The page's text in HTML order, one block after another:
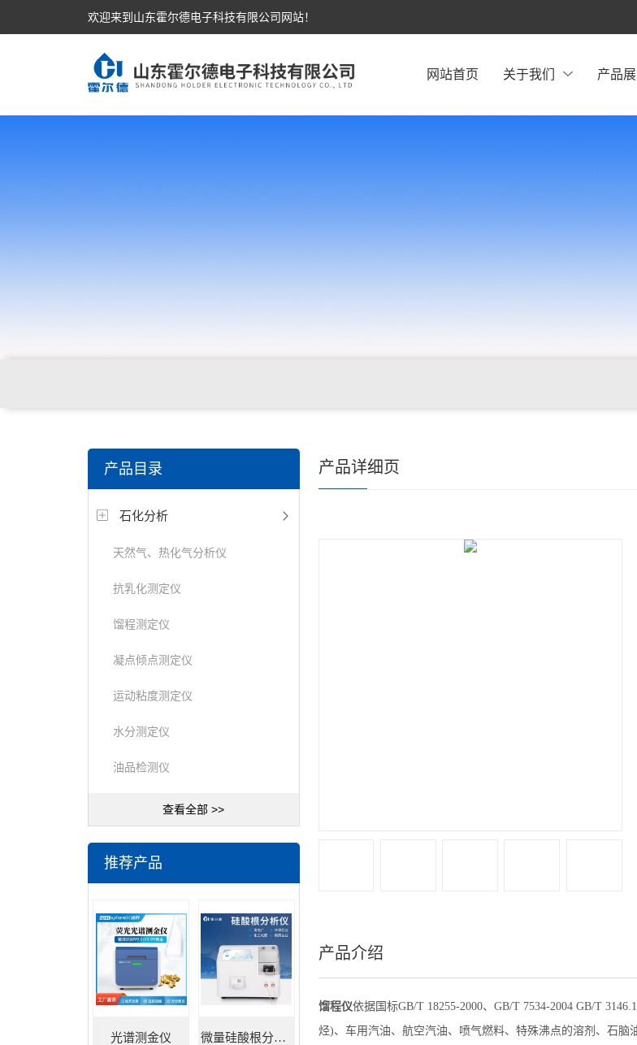
欢迎来到山东霍尔德电子科技有限公司网站！
网站首页 关于我们 产品
试仪，定氮仪，紫外可见分光光度计
产品目录
石化分析
天然气、热化气分析仪
抗乳化测定仪
馏程测定仪
凝点倾点测定仪
运动粘度测定仪
水分测定仪
油品检测仪
查看全部 >>
推荐产品
光谱测金仪 微量硅酸根分析仪
产品详细页
产品介绍
馏程仪依据国标GB/T 18255-2000、GB/T 7534-2004 GB/T
烃)、车用汽油、航空汽油、喷气燃料、特殊沸点的溶剂、石脑